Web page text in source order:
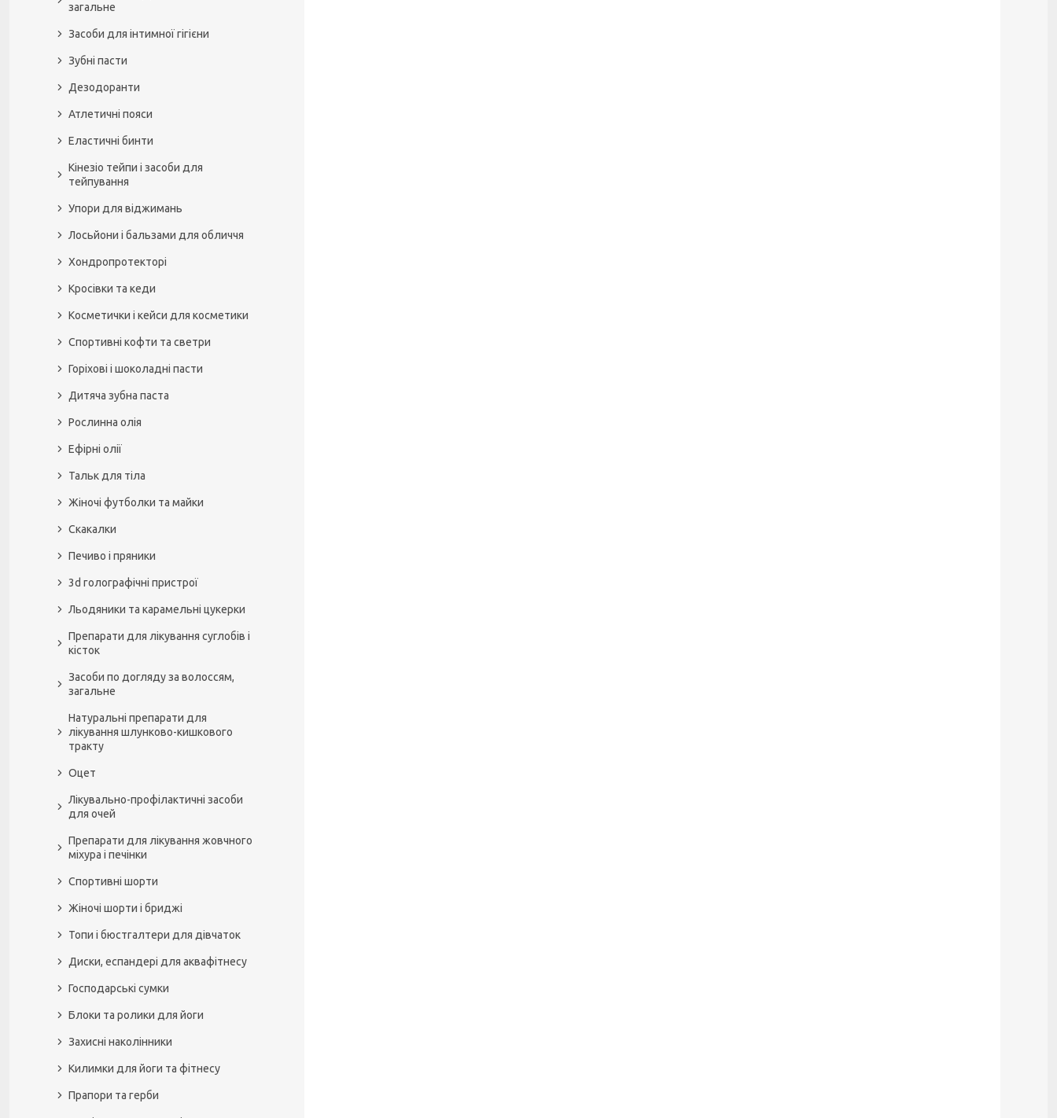
загальне
Засоби для інтимної гігієни
Зубні пасти
Дезодоранти
Атлетичні пояси
Еластичні бинти
Кінезіо тейпи і засоби для
тейпування
Упори для віджимань
Лосьйони і бальзами для обличчя
Хондропротекторі
Кросівки та кеди
Косметички і кейси для косметики
Спортивні кофти та светри
Горіхові і шоколадні пасти
Дитяча зубна паста
Рослинна олія
Ефірні олії
Тальк для тіла
Жіночі футболки та майки
Скакалки
Печиво і пряники
3d голографічні пристрої
Льодяники та карамельні цукерки
Препарати для лікування суглобів і
кісток
Засоби по догляду за волоссям,
загальне
Натуральні препарати для
лікування шлунково-кишкового
тракту
Оцет
Лікувально-профілактичні засоби
для очей
Препарати для лікування жовчного
міхура і печінки
Спортивні шорти
Жіночі шорти і бриджі
Топи і бюстгалтери для дівчаток
Диски, еспандері для аквафітнесу
Господарські сумки
Блоки та ролики для йоги
Захисні наколінники
Килимки для йоги та фітнесу
Прапори та герби